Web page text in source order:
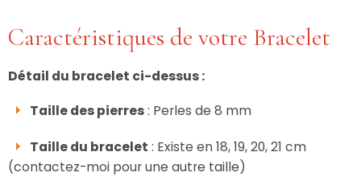
Caractéristiques de votre Bracelet
Détail du bracelet ci-dessus :
Taille des pierres: Perles de 8 mm
Taille du bracelet : Existe en 18, 19, 20, 21 cm
(contactez-moi pour une autre taille)